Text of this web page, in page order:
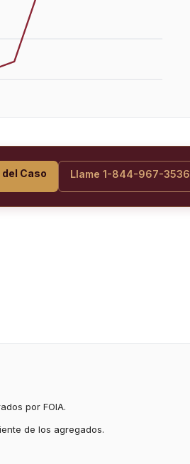
Caso Llame 1-844-967-3536
por FOIA.
de los agregados.